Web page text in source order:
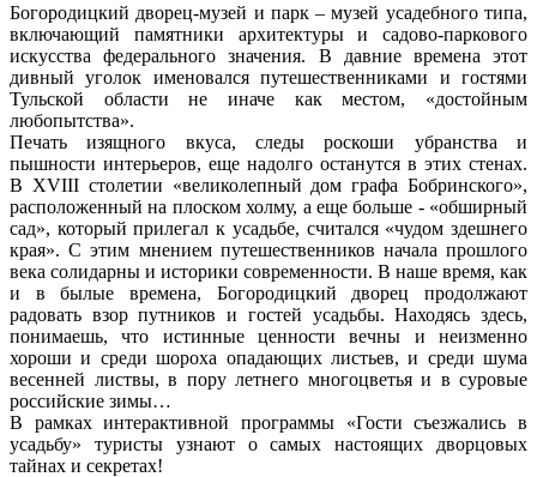
Богородицкий дворец-музей и парк – музей усадебного типа,
включающий памятники архитектуры и садово-паркового
искусства федерального значения. В давние времена этот
дивный уголок именовался путешественниками и гостями
Тульской области не иначе как местом, «достойным
любопытства».
Печать изящного вкуса, следы роскоши убранства и
пышности интерьеров, еще надолго останутся в этих стенах.
В XVIII столетии «великолепный дом графа Бобринского»,
расположенный на плоском холму, а еще больше - «обширный
сад», который прилегал к усадьбе, считался «чудом здешнего
края». С этим мнением путешественников начала прошлого
века солидарны и историки современности. В наше время, как
и в былые времена, Богородицкий дворец продолжают
радовать взор путников и гостей усадьбы. Находясь здесь,
понимаешь, что истинные ценности вечны и неизменно
хороши и среди шороха опадающих листьев, и среди шума
весенней листвы, в пору летнего многоцветья и в суровые
российские зимы…
В рамках интерактивной программы «Гости съезжались в
усадьбу» туристы узнают о самых настоящих дворцовых
тайнах и секретах!